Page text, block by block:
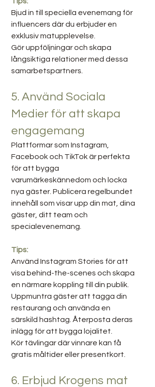
Bjud in till speciella evenemang för
influencers där du erbjuder en
exklusiv matupplevelse.
Gör uppföljningar och skapa
långsiktiga relationer med dessa
samarbetspartners.
5. Använd Sociala
Medier för att skapa
engagemang
Plattformar som Instagram,
Facebook och TikTok är perfekta
för att bygga
varumärkeskännedom och locka
nya gäster. Publicera regelbundet
innehåll som visar upp din mat, dina
gäster, ditt team och
specialevenemang.
Tips:
Använd Instagram Stories för att
visa behind-the-scenes och skapa
en närmare koppling till din publik.
Uppmuntra gäster att tagga din
restaurang och använda en
särskild hashtag. Återposta deras
inlägg för att bygga lojalitet.
Kör tävlingar där vinnare kan få
gratis måltider eller presentkort.
6. Erbjud Krogens mat